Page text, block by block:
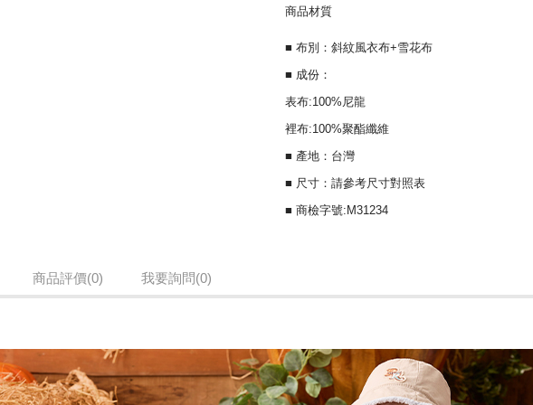
商品材質
■ 布別：斜紋風衣布+雪花布
■ 成份：
表布:100%尼龍
裡布:100%聚酯纖維
■ 產地：台灣
■ 尺寸：請參考尺寸對照表
■ 商檢字號:M31234
商品評價(0) 我要詢問(0)